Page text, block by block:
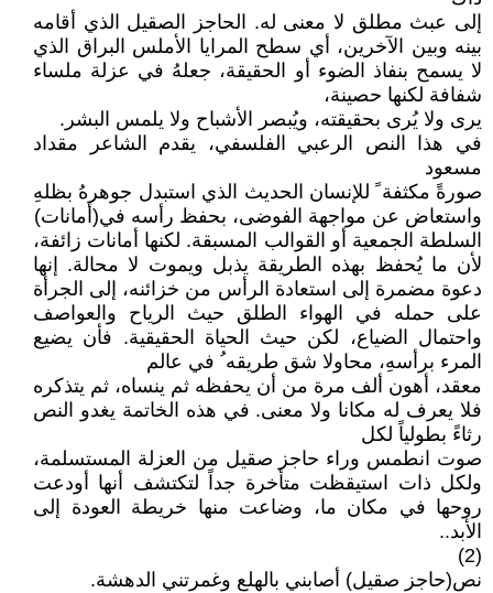
إلى عبث مطلق لا معنى له. الحاجز الصقيل الذي أقامه
بينه وبين الآخرين، أي سطح المرايا الأملس البراق الذي
لا يسمح بنفاذ الضوء أو الحقيقة، جعلهُ في عزلة ملساء
شفافة لكنها حصينة،
يرى ولا يُرى بحقيقته، ويُبصر الأشباح ولا يلمس البشر.
في هذا النص الرعبي الفلسفي، يقدم الشاعر مقداد
مسعود
صورةً مكثفة ً للإنسان الحديث الذي استبدل جوهرهُ بظلهِ
واستعاض عن مواجهة الفوضى، بحفظ رأسه في(أمانات)
السلطة الجمعية أو القوالب المسبقة. لكنها أمانات زائفة،
لأن ما يُحفظ بهذه الطريقة يذبل ويموت لا محالة. إنها
دعوة مضمرة إلى استعادة الرأس من خزائنه، إلى الجرأة
على حمله في الهواء الطلق حيث الرياح والعواصف
واحتمال الضياع، لكن حيث الحياة الحقيقية. فأن يضيع
المرء برأسهِ، محاولا شق طريقه ُ في عالم
معقد، أهون ألف مرة من أن يحفظه ثم ينساه، ثم يتذكره
فلا يعرف له مكانا ولا معنى. في هذه الخاتمة يغدو النص
رثاءً بطولياً لكل
صوت انطمس وراء حاجز صقيل من العزلة المستسلمة،
ولكل ذات استيقظت متأخرة جداً لتكتشف أنها أودعت
روحها في مكان ما، وضاعت منها خريطة العودة إلى
الأبد..
(2)
نص(حاجز صقيل) أصابني بالهلع وغمرتني الدهشة.